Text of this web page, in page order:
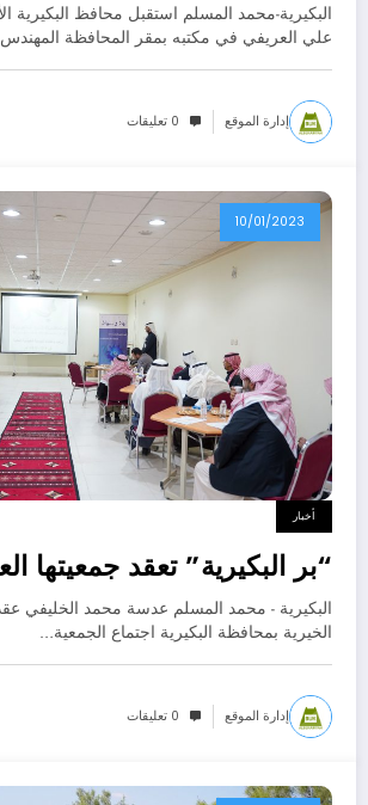
البكيرية-محمد المسلم استقبل محافظ البكيرية
علي العريفي في مكتبه بمقر المحافظة
إدارة الموقع 0 تعليقات
10/01/2023
أخبار
“بر البكيرية” تعقد جمعيتها
البكيرية - محمد المسلم عدسة محمد الخليفي
الخيرية بمحافظة البكيرية اجتماع الجمعية…
إدارة الموقع 0 تعليقات